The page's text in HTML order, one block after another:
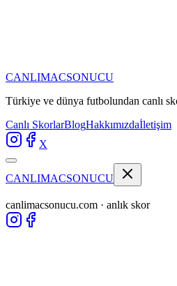
CANLIMACSONUCU
Türkiye ve dünya futbolundan canlı
Canlı SkorlarBlogHakkımızdaİletişim
X
CANLIMACSONUCU
canlimacsonucu.com · anlık skor